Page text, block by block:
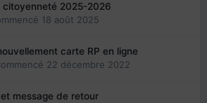
citoyenneté 2025-2026
18 août 2025
carte RP en ligne
22 décembre 2022
message de retour